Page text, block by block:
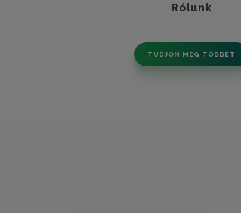
Rólunk
TUDJON MEG TÖBBET